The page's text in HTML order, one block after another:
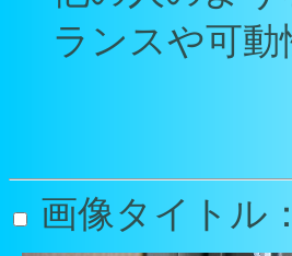
ランスや可
画像タイトル：